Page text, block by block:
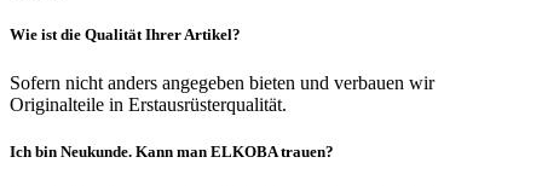
Wie ist die Qualität Ihrer Artikel?
Sofern nicht anders angegeben bieten und verbauen wir
Originalteile in Erstausrüsterqualität.
Ich bin Neukunde. Kann man ELKOBA trauen?